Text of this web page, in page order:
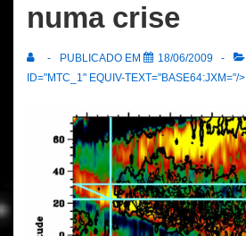
numa crise
PUBLICADO EM 18/06/2009
ID="MTC_1" EQUIV-TEXT="BASE64:JXM="/>